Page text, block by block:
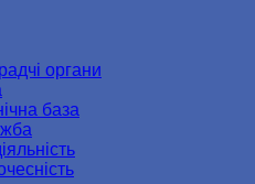
органи
база